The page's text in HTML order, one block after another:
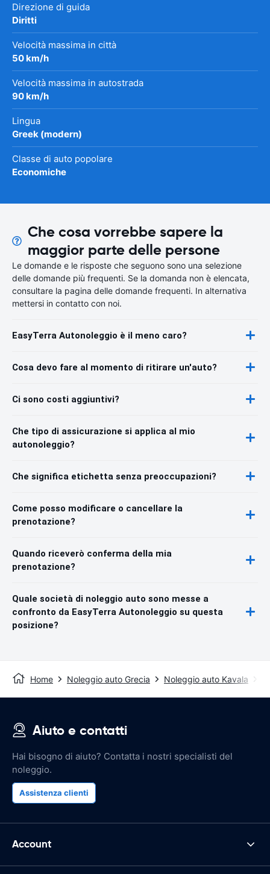
Direzione di guida
Diritti
Velocità massima in città
50 km/h
Velocità massima in autostrada
90 km/h
Lingua
Greek (modern)
Classe di auto popolare
Economiche
Che cosa vorrebbe sapere la
maggior parte delle persone
Le domande e le risposte che seguono sono una selezione
delle domande più frequenti. Se la domanda non è elencata,
consultare la pagina delle domande frequenti. In alternativa
mettersi in contatto con noi.
EasyTerra Autonoleggio è il meno caro?
Cosa devo fare al momento di ritirare un'auto?
Ci sono costi aggiuntivi?
Che tipo di assicurazione si applica al mio
autonoleggio?
Che significa etichetta senza preoccupazioni?
Come posso modificare o cancellare la
prenotazione?
Quando riceverò conferma della mia
prenotazione?
Quale società di noleggio auto sono messe a
confronto da EasyTerra Autonoleggio su questa
posizione?
Home Noleggio auto Grecia Noleggio auto Kavala
Aiuto e contatti
Hai bisogno di aiuto? Contatta i nostri specialisti del
noleggio.
Assistenza clienti
Account